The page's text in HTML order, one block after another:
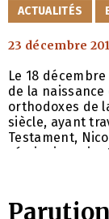
CATÉGORIES
ACTUALITÉS
23 décembre
Le 18
de la
orthodoxes de
siècle, ayant
Testament,
séminaire
office